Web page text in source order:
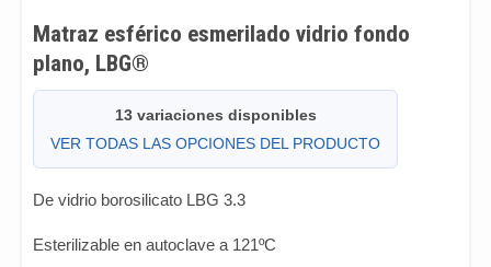
Matraz esférico esmerilado vidrio fondo
plano, LBG®
13 variaciones disponibles
VER TODAS LAS OPCIONES DEL PRODUCTO
De vidrio borosilicato LBG 3.3
Esterilizable en autoclave a 121ºC